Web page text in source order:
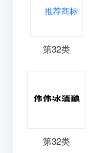
第32类
第32类